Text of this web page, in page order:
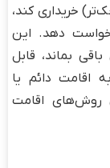
کوچک‌تر) خریداری کند،
دهد. این
بماند، قابل
اقامت دائم یا
روش‌های اقامت